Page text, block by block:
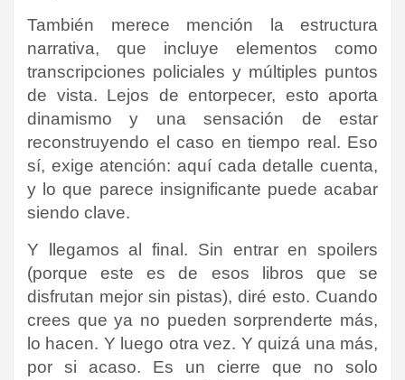
También merece mención la estructura
narrativa, que incluye elementos como
transcripciones policiales y múltiples puntos
de vista. Lejos de entorpecer, esto aporta
dinamismo y una sensación de estar
reconstruyendo el caso en tiempo real. Eso
sí, exige atención: aquí cada detalle cuenta,
y lo que parece insignificante puede acabar
siendo clave.
Y llegamos al final. Sin entrar en spoilers
(porque este es de esos libros que se
disfrutan mejor sin pistas), diré esto. Cuando
crees que ya no pueden sorprenderte más,
lo hacen. Y luego otra vez. Y quizá una más,
por si acaso. Es un cierre que no solo